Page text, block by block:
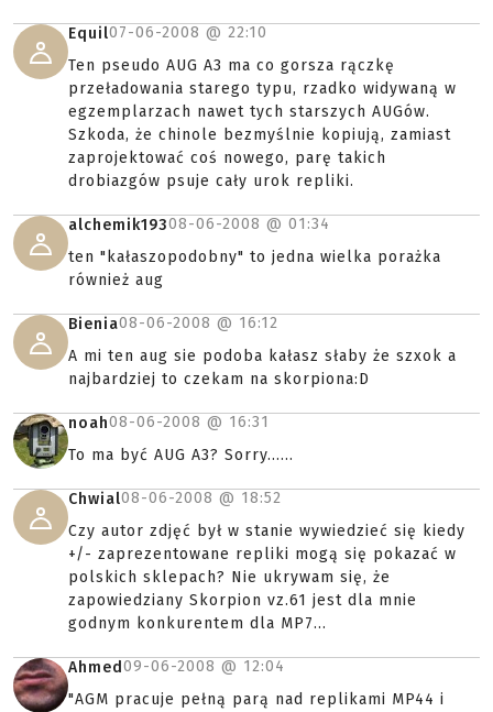
Equil07-06-2008 @ 22:10
Ten pseudo AUG A3 ma co gorsza rączkę
przeładowania starego typu, rzadko widywaną w
egzemplarzach nawet tych starszych AUGów.
Szkoda, że chinole bezmyślnie kopiują, zamiast
zaprojektować coś nowego, parę takich
drobiazgów psuje cały urok repliki.
alchemik19308-06-2008 @ 01:34
ten "kałaszopodobny" to jedna wielka porażka
również aug
Bienia08-06-2008 @ 16:12
A mi ten aug sie podoba kałasz słaby że szxok a
najbardziej to czekam na skorpiona:D
noah08-06-2008 @ 16:31
To ma być AUG A3? Sorry......
Chwial08-06-2008 @ 18:52
Czy autor zdjęć był w stanie wywiedzieć się kiedy
+/- zaprezentowane repliki mogą się pokazać w
polskich sklepach? Nie ukrywam się, że
zapowiedziany Skorpion vz.61 jest dla mnie
godnym konkurentem dla MP7...
Ahmed09-06-2008 @ 12:04
"AGM pracuje pełną parą nad replikami MP44 i